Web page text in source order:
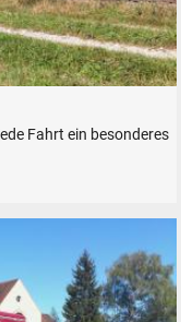
633
Fahrt ein besonderes